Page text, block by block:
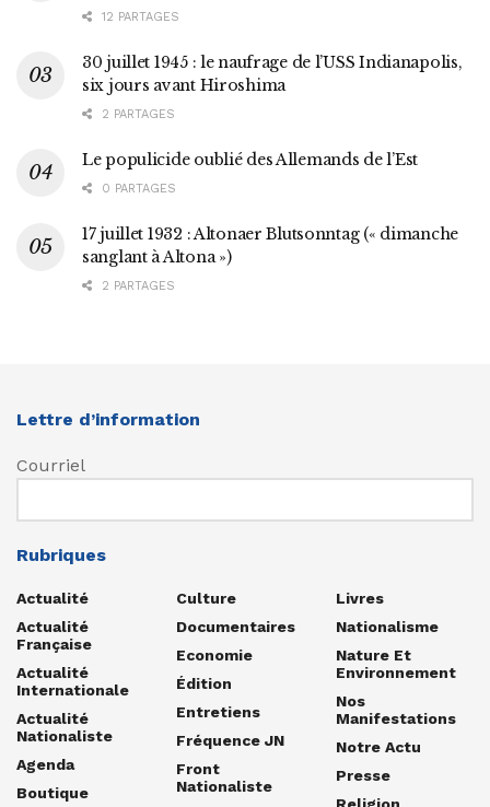
12 PARTAGES
30 juillet 1945 : le naufrage de l’USS Indianapolis,
six jours avant Hiroshima
2 PARTAGES
Le populicide oublié des Allemands de l’Est
0 PARTAGES
17 juillet 1932 : Altonaer Blutsonntag (« dimanche
sanglant à Altona »)
2 PARTAGES
Lettre d’information
Courriel
Rubriques
Actualité
Actualité
Française
Actualité
Internationale
Actualité
Nationaliste
Agenda
Boutique
Culture
Documentaires
Economie
Édition
Entretiens
Fréquence JN
Front
Nationaliste
Livres
Nationalisme
Nature Et
Environnement
Nos
Manifestations
Notre Actu
Presse